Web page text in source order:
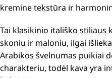
kremine tekstūra ir
Tai klasikinio itališko stiliaus
skoniu ir maloniu, ilgai
Arabikos švelnumas puikiai
charakteriu, todėl kava yra